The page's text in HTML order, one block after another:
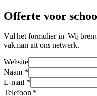
Offerte voor
Vul het formulier in. Wij
vakman uit ons netwerk.
Website
Naam *
E-mail *
Telefoon *